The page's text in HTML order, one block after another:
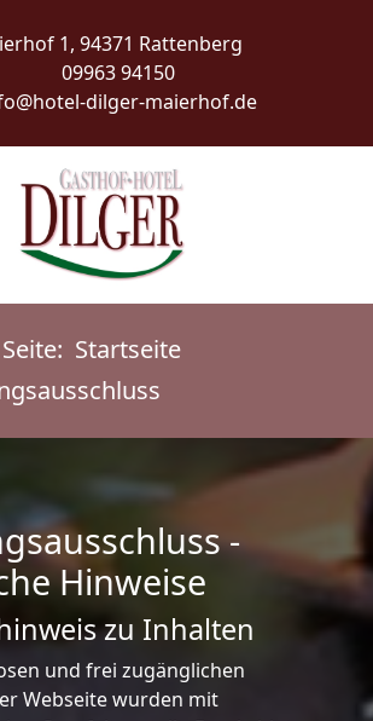
1, 94371 Rattenberg
09963 94150
dilger-maierhof.de
Startseite
-
Hinweise
zu Inhalten
und frei zugänglichen
Webseite wurden mit